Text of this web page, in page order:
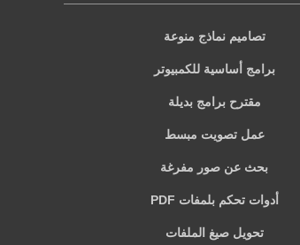
تصاميم نماذج منوعة
برامج أساسية للكمبيوتر
مقترح برامج بديلة
عمل تصويت مبسط
بحث عن صور مفرغة
أدوات تحكم بلمفات PDF
تحويل صيغ الملفات